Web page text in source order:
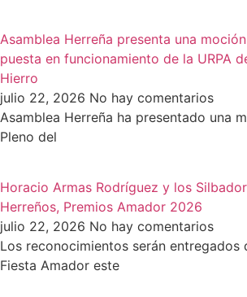
Asamblea Herreña presenta una
puesta en funcionamiento de la URPA
Hierro
julio 22, 2026 No hay comentarios
Asamblea Herreña ha presentado una
Pleno del
Horacio Armas Rodríguez y los
Herreños, Premios Amador 2026
julio 22, 2026 No hay comentarios
Los reconocimientos serán entregados
Fiesta Amador este